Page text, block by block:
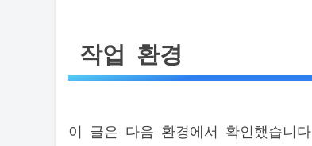
작업 환경
이 글은 다음 환경에서 확인했습니다.